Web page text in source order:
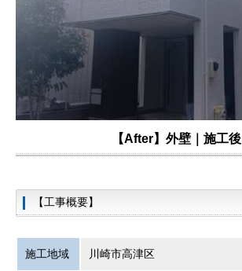
【After】外壁｜施工後
【工事概要】
施工地域 川崎市高津区